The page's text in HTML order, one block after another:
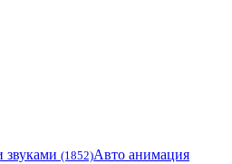
(1852)Авто анимация